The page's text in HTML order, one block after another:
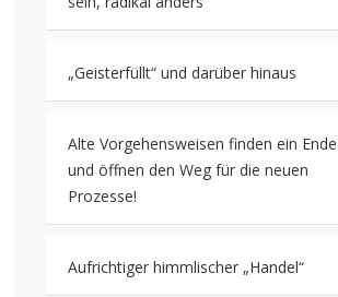
„Geisterfüllt“ und darüber hinaus
Alte Vorgehensweisen finden ein Ende
und öffnen den Weg für die neuen
Prozesse!
Aufrichtiger himmlischer „Handel“